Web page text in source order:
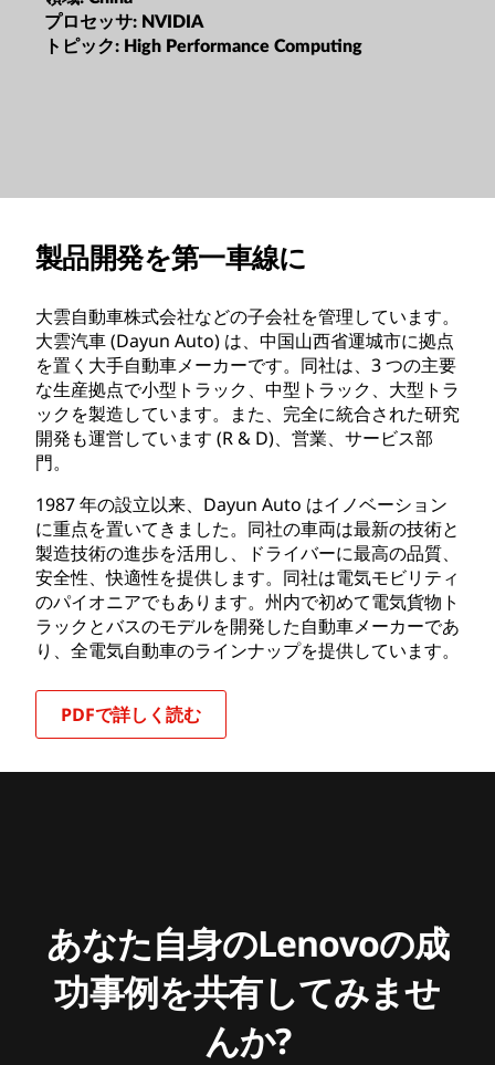
プロセッサ: NVIDIA
トピック: High Performance Computing
製品開発を第一車線に
大雲自動車株式会社などの子会社を管理しています。
大雲汽車 (Dayun Auto) は、中国山西省運城市に拠点
を置く大手自動車メーカーです。同社は、3 つの主要
な生産拠点で小型トラック、中型トラック、大型トラ
ックを製造しています。また、完全に統合された研究
開発も運営しています (R & D)、営業、サービス部
門。
1987 年の設立以来、Dayun Auto はイノベーション
に重点を置いてきました。同社の車両は最新の技術と
製造技術の進歩を活用し、ドライバーに最高の品質、
安全性、快適性を提供します。同社は電気モビリティ
のパイオニアでもあります。州内で初めて電気貨物ト
ラックとバスのモデルを開発した自動車メーカーであ
り、全電気自動車のラインナップを提供しています。
PDFで詳しく読む
あなた自身のLenovoの成
功事例を共有してみませ
んか?